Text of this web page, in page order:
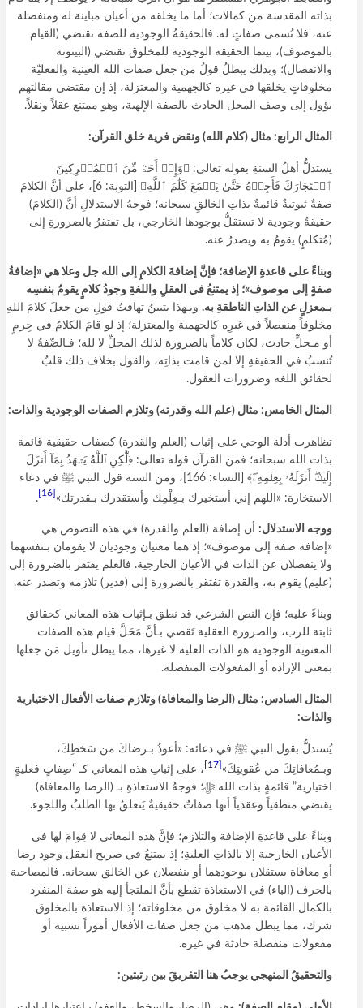
بذاته المقدسة من كمالات؛ أما ما يخلقه من أعيان مباينة له ومنفصلة
عنه، فلا تُسمى صفاتٍ له. فالحقيقةُ الوجودية للصفة تقتضي (القيام
بالموصوف)، بينما الحقيقة الوجودية للمخلوق تقتضي (البينونة
والانفصال)؛ وبذلك يبطلُ قولُ من جعل صفات الله العينية والفعليّة
مخلوقاتٍ يخلقها في غيره كالجهمية والمعتزلة، إذ إن مقتضى مقالتهم
يؤول إلى وصف المحل الحادث بالصفة الإلهية، وهو ممتنع عقلاً ونقلاً.
المثال الرابع: مثال (كلام الله) ونقض فرية خلق القرآن:
يستدلُّ أهلُ السنةِ بقوله تعالى: ﴿وَإِنۡ أَحَدٞ مِّنَ ٱلۡمُشۡرِكِينَ
ٱسۡتَجَارَكَ فَأَجِرۡهُ حَتَّىٰ يَسۡمَعَ كَلَٰمَ ٱللَّهِ﴾ [التوبة: 6]، على أنَّ الكلامَ
صفةٌ ثبوتيةٌ قائمةٌ بذاتِ الخالقِ سبحانه؛ فوجهُ الاستدلالِ أنَّ (الكلامَ)
حقيقةٌ وجودية لا تستقلُّ بوجودها الخارجي، بل تفتقرُ بالضرورةِ إلى
(مُتكلمٍ) يقومُ به ويصدرُ عنه.
وبناءً على قاعدةِ الإضافة؛ فإنَّ إضافةَ الكلامِ إلى الله جل وعلا هي «إضافةُ
صفةٍ إلى موصوف»؛ إذ يمتنعُ في العقلِ واللغةِ وجودُ كلامٍ يقومُ بنفسِه
بـمعزلٍ عن الذاتِ الناطقةِ به. وبـهذا يتبينُ تهافتُ قولِ من جعلَ كلامَ اللهِ
مخلوقاً منفصلاً في غيرِه كالجهمية والمعتزلة؛ إذ لو قامَ الكلامُ في جِرمٍ
أو مـحلٍّ حادث، لكان كلاماً بالضرورة لذلك المحلِّ لا لله؛ فـالصِّفةُ لا
تُنسبُ في الحقيقةِ إلا لمن قامت بذاتِه، والقول بخلاف ذلك قلبٌ
لحقائق اللغة وضرورات العقول.
المثال الخامس: مثال (علم الله وقدرته) وتلازم الصفات الوجودية والذات:
تظاهرت أدلة الوحي على إثبات (العلم والقدرة) كصفات حقيقية قائمة
بذات الله سبحانه؛ فمن القرآن قوله تعالى: ﴿لَّٰكِنِ ٱللَّهُ يَشۡهَدُ بِمَآ أَنزَلَ
إِلَيۡكَۖ أَنزَلَهُۥ بِعِلۡمِهِۦۖ﴾ [النساء: 166]، ومن السنة قول النبي ﷺ في دعاء
الاستخارة: «اللهم إني أستخيرك بـعِلْمِك وأستقدرك بـقدرتك»
.
ووجه الاستدلال: أن إضافة (العلم والقدرة) في هذه النصوص هي
«إضافة صفة إلى موصوف»؛ إذ هما معنيان وجوديان لا يقومان بـنفسهما
ولا ينفصلان عن الذات في الأعيان الخارجية. فالعلم يفتقر بالضرورة إلى
(عليم) يقوم به، والقدرة تفتقر بالضرورة إلى (قدير) تلازمه وتصدر عنه.
وبناءً عليه؛ فإن النص الشرعي قد نطق بـإثبات هذه المعاني كحقائق
ثابتة للرب، والضرورة العقلية تَقضي بـأنَّ مَحَلَّ قيام هذه الصفات
المعنوية الوجودية هو الذات العلية لا غيرها، مما يبطل تأويل مَن جعلها
بمعنى الإرادة أو المفعولات المنفصلة.
المثال السادس: مثال (الرضا والمعافاة) وتلازم صفات الأفعال الاختيارية
والذات:
يُستدلُّ بقول النبي ﷺ في دعائه: «أعوذُ بـرضاكَ من سَخطِكَ،
وبـمُعافاتِكَ من عُقوبتِكَ»
، على إثباتِ هذه المعاني كـ “صِفاتٍ فعليةٍ
اختيارية” قائمةٍ بذات الله ﷻ؛ فوجهُ الاستعاذةِ بـ (الرضا والمعافاة)
يقتضي منطقياً وعقدياً أنها صفاتٌ حقيقيةٌ يَتعلقُ بها الطلبُ واللجوء.
وبناءً على قاعدةِ الإضافة والتلازم؛ فإنَّ هذه المعاني لا قِوامَ لها في
الأعيان الخارجية إلا بالذاتِ العليةِ؛ إذ يمتنعُ في صريح العقل وجود رضا
أو معافاة يستقلان بوجودهما أو ينفصلان عن الخالق سبحانه. فالمصاحبة
بالحرف (الباء) في الاستعاذة تقطع بأنَّ الملتجأ إليه هو صفة المنفرد
بالكمال القائمة به لا مخلوق من مخلوقاته؛ إذ الاستعاذة بالمخلوق
شرك، مما يبطل مذهب من جعل صفات الأفعال أموراً نسبية أو
مفعولات منفصلة حادثة في غيره.
والتحقيقُ المنهجي يوجبُ هنا التفريقَ بين رتبتين: